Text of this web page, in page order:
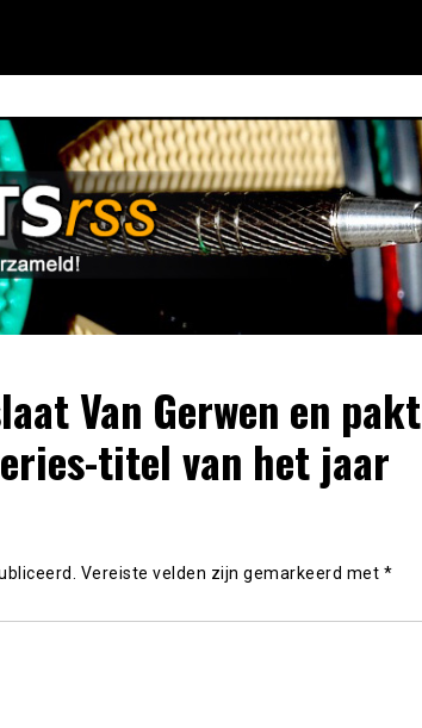
Van Gerwen en pakt
titel van het jaar
Vereiste velden zijn gemarkeerd met *